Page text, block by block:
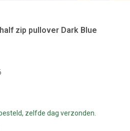
zip pullover Dark Blue
zelfde dag verzonden.